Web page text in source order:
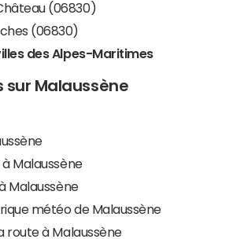
(06830)
(06830)
des Alpes-Maritimes
sur Malaussène
Malaussène
Malaussène
météo de Malaussène
route à Malaussène